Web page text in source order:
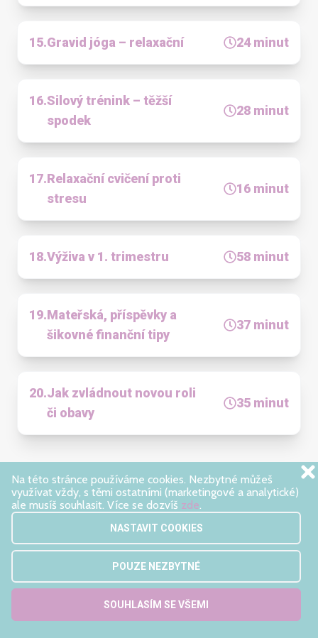
15.Gravid jóga – relaxační 24minut
16.Silový trénink – těžší
spodek
28 minut
17.Relaxační cvičení proti
stresu
16 minut
18.Výživa v 1. trimestru 58 minut
19.Mateřská, příspěvky a
šikovné finanční tipy
37 minut
20.Jak zvládnout novou roli
či obavy
35 minut
2. TRIMESTR
20 lekcí pro těhotné
vyšetření a (ne)zakázané
36minut
Na této stránce používáme cookies. Nezbytné můžeš
využívat vždy, s těmi ostatními (marketingové a analytické)
ale musíš souhlasit. Více se dozvíš zde.
NASTAVIT COOKIES
POUZE NEZBYTNÉ
SOUHLASÍM SE VŠEMI